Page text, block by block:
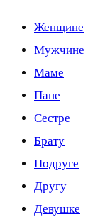
Женщине
Мужчине
Маме
Папе
Сестре
Брату
Подруге
Другу
Девушке